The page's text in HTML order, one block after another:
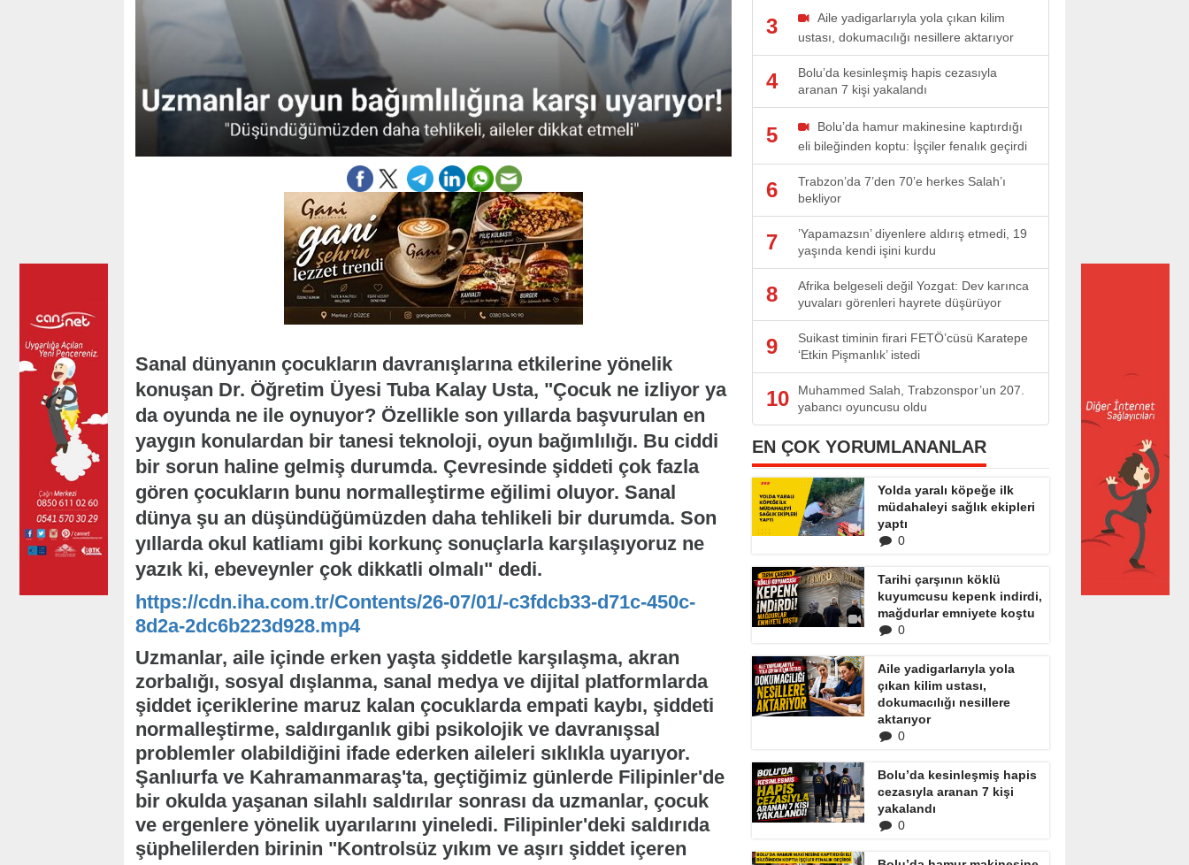
Sanal dünyanın çocukların davranışlarına etkilerine yönelik
konuşan Dr. Öğretim Üyesi Tuba Kalay Usta, "Çocuk ne izliyor ya
da oyunda ne ile oynuyor? Özellikle son yıllarda başvurulan en
yaygın konulardan bir tanesi teknoloji, oyun bağımlılığı. Bu ciddi
bir sorun haline gelmiş durumda. Çevresinde şiddeti çok fazla
gören çocukların bunu normalleştirme eğilimi oluyor. Sanal
dünya şu an düşündüğümüzden daha tehlikeli bir durumda. Son
yıllarda okul katliamı gibi korkunç sonuçlarla karşılaşıyoruz ne
yazık ki, ebeveynler çok dikkatli olmalı" dedi.
https://cdn.iha.com.tr/Contents/26-07/01/-c3fdcb33-d71c-450c-
8d2a-2dc6b223d928.mp4
Uzmanlar, aile içinde erken yaşta şiddetle karşılaşma, akran
zorbalığı, sosyal dışlanma, sanal medya ve dijital platformlarda
şiddet içeriklerine maruz kalan çocuklarda empati kaybı, şiddeti
normalleştirme, saldırganlık gibi psikolojik ve davranışsal
problemler olabildiğini ifade ederken aileleri sıklıkla uyarıyor.
Şanlıurfa ve Kahramanmaraş'ta, geçtiğimiz günlerde Filipinler'de
bir okulda yaşanan silahlı saldırılar sonrası da uzmanlar, çocuk
ve ergenlere yönelik uyarılarını yineledi. Filipinler'deki saldırıda
şüphelilerden birinin "Kontrolsüz yıkım ve aşırı şiddet içeren
3
Aile yadigarlarıyla yola çıkan kilim
ustası, dokumacılığı nesillere aktarıyor
4
Bolu’da kesinleşmiş hapis cezasıyla
aranan 7 kişi yakalandı
5
Bolu’da hamur makinesine kaptırdığı
eli bileğinden koptu: İşçiler fenalık geçirdi
6
Trabzon’da 7’den 70’e herkes Salah’ı
bekliyor
7
’Yapamazsın’ diyenlere aldırış etmedi, 19
yaşında kendi işini kurdu
8
Afrika belgeseli değil Yozgat: Dev karınca
yuvaları görenleri hayrete düşürüyor
9
Suikast timinin firari FETÖ’cüsü Karatepe
‘Etkin Pişmanlık’ istedi
10
Muhammed Salah, Trabzonspor’un 207.
yabancı oyuncusu oldu
EN ÇOK YORUMLANANLAR
Yolda yaralı köpeğe ilk
müdahaleyi sağlık ekipleri
yaptı
0
Tarihi çarşının köklü
kuyumcusu kepenk indirdi,
mağdurlar emniyete koştu
0
Aile yadigarlarıyla yola
çıkan kilim ustası,
dokumacılığı nesillere
aktarıyor
0
Bolu’da kesinleşmiş hapis
cezasıyla aranan 7 kişi
yakalandı
0